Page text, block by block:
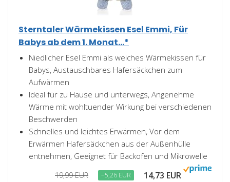
Sterntaler Wärmekissen Esel Emmi, Für
Babys ab dem 1. Monat...*
Niedlicher Esel Emmi als weiches Wärmekissen für
Babys, Austauschbares Hafersäckchen zum
Aufwärmen
Ideal für zu Hause und unterwegs, Angenehme
Wärme mit wohltuender Wirkung bei verschiedenen
Beschwerden
Schnelles und leichtes Erwärmen, Vor dem
Erwärmen Hafersäckchen aus der Außenhülle
entnehmen, Geeignet für Backofen und Mikrowelle
19,99 EUR −5,26 EUR 14,73 EUR